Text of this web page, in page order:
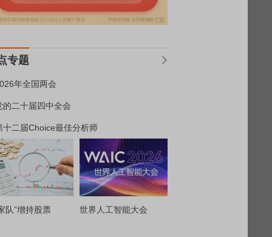
专题
年全国两会
的二十届四中全会
十二届Choice最佳分析师
队”增持股票 世界人工智能大会